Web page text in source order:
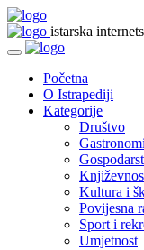
istarska
Početna
O Istrapediji
Kategorije
Društvo
Kultura i
Povijesna
Sport i
Umjetnost